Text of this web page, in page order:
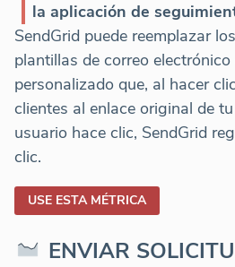
la aplicación de
SendGrid puede reemplazar
plantillas de correo
personalizado que, al hacer
clientes al enlace original de
usuario hace clic, SendGrid
clic.
USE ESTA MÉTRICA
ENVIAR